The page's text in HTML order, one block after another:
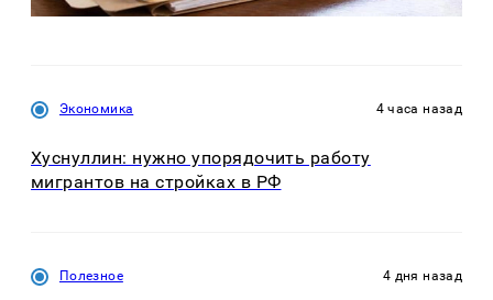
Экономика 4 часа назад
Хуснуллин: нужно упорядочить работу
мигрантов на стройках в РФ
Полезное 4 дня назад